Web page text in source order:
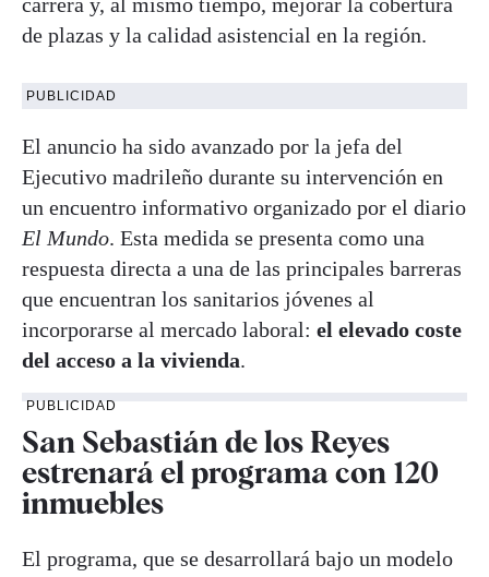
de plazas y la calidad asistencial en la región.
PUBLICIDAD
El anuncio ha sido avanzado por la jefa del
Ejecutivo madrileño durante su intervención en
un encuentro informativo organizado por el diario
El Mundo. Esta medida se presenta como una
respuesta directa a una de las principales barreras
que encuentran los sanitarios jóvenes al
incorporarse al mercado laboral: el elevado coste
del acceso a la vivienda.
PUBLICIDAD
San Sebastián de los Reyes
estrenará el programa con 120
inmuebles
El programa, que se desarrollará bajo un modelo